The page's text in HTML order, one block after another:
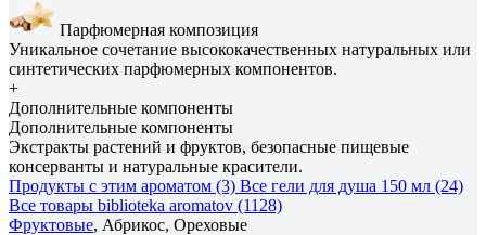
Парфюмерная композиция
Уникальное сочетание высококачественных натуральных или
синтетических парфюмерных компонентов.
+
Дополнительные компоненты
Дополнительные компоненты
Экстракты растений и фруктов, безопасные пищевые
консерванты и натуральные красители.
Продукты с этим ароматом (3) Все гели для душа 150 мл (24)
Все товары biblioteka aromatov (1128)
Фруктовые, Абрикос, Ореховые